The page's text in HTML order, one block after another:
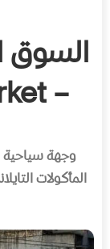
السوق
– Krabi Night market
وجهة سياحية
المأكولات